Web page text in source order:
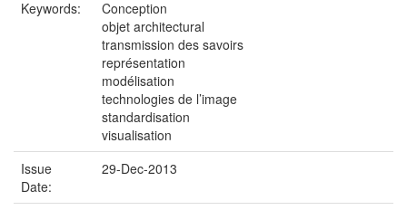
Keywords:
Conception
objet architectural
transmission des savoirs
représentation
modélisation
technologies de l’image
standardisation
visualisation
Issue
Date:
29-Dec-2013